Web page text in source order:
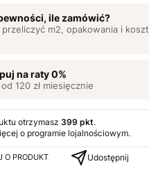
ile zamówić?
przeliczyć m2, opakowania i koszt
na raty 0%
120 zł miesięcznie
otrzymasz 399 pkt.
o programie lojalnościowym.
O PRODUKT Udostępnij